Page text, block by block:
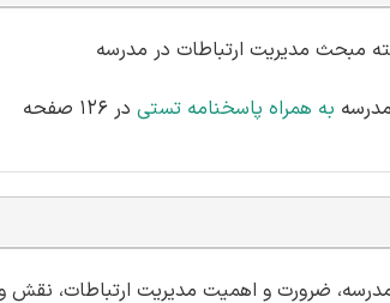
به همراه پاسخنامه تستی در 126 صفحه
ضرورت و اهمیت مدیریت ارتباطات، نقش و